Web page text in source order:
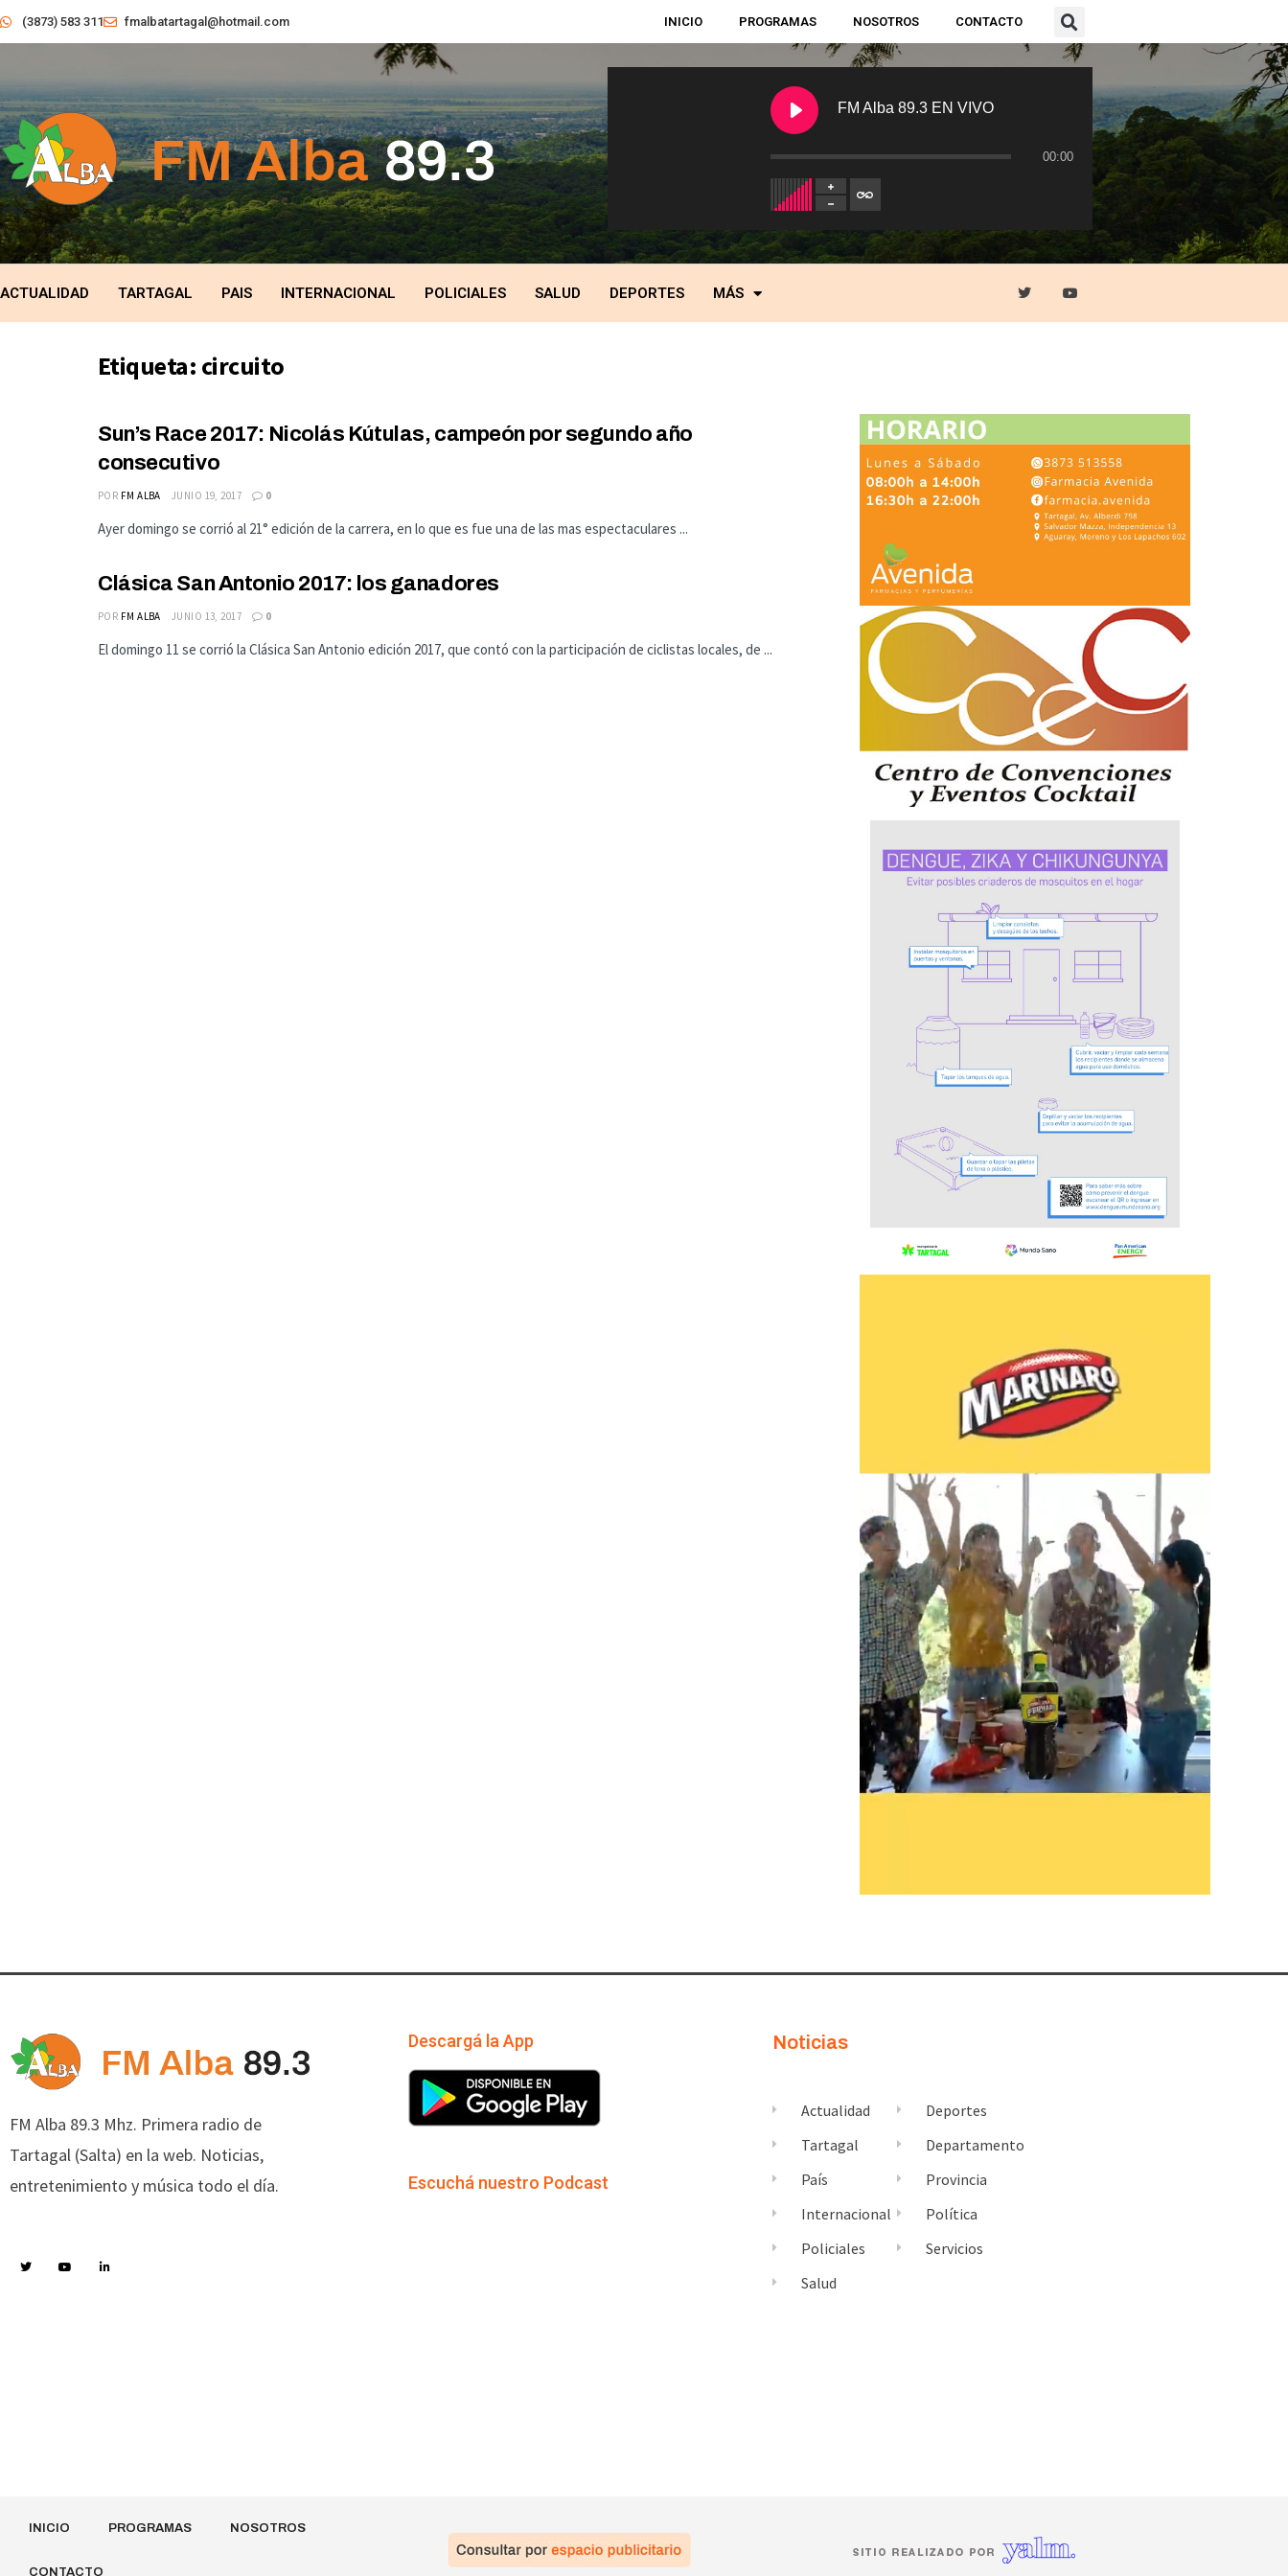
(3873) 583 311 fmalbatartagal@hotmail.com INICIO PROGRAMAS NOSOTROS CONTACTO
FM Alba 89.3 EN VIVO
00:00
ACTUALIDAD TARTAGAL PAIS INTERNACIONAL POLICIALES SALUD DEPORTES MÁS
Etiqueta: circuito
Sun’s Race 2017: Nicolás Kútulas, campeón por segundo año
consecutivo
POR FM ALBA JUNIO 19, 2017 0
Ayer domingo se corrió al 21° edición de la carrera, en lo que es fue una de las mas espectaculares ...
Clásica San Antonio 2017: los ganadores
POR FM ALBA JUNIO 13, 2017 0
El domingo 11 se corrió la Clásica San Antonio edición 2017, que contó con la participación de ciclistas locales, de ...
FM Alba 89.3 Mhz. Primera radio de
Tartagal (Salta) en la web. Noticias,
entretenimiento y música todo el día.
Descargá la App
Escuchá nuestro Podcast
Noticias
Actualidad
Tartagal
País
Internacional
Policiales
Salud
Deportes
Departamento
Provincia
Política
Servicios
INICIO PROGRAMAS NOSOTROS
CONTACTO